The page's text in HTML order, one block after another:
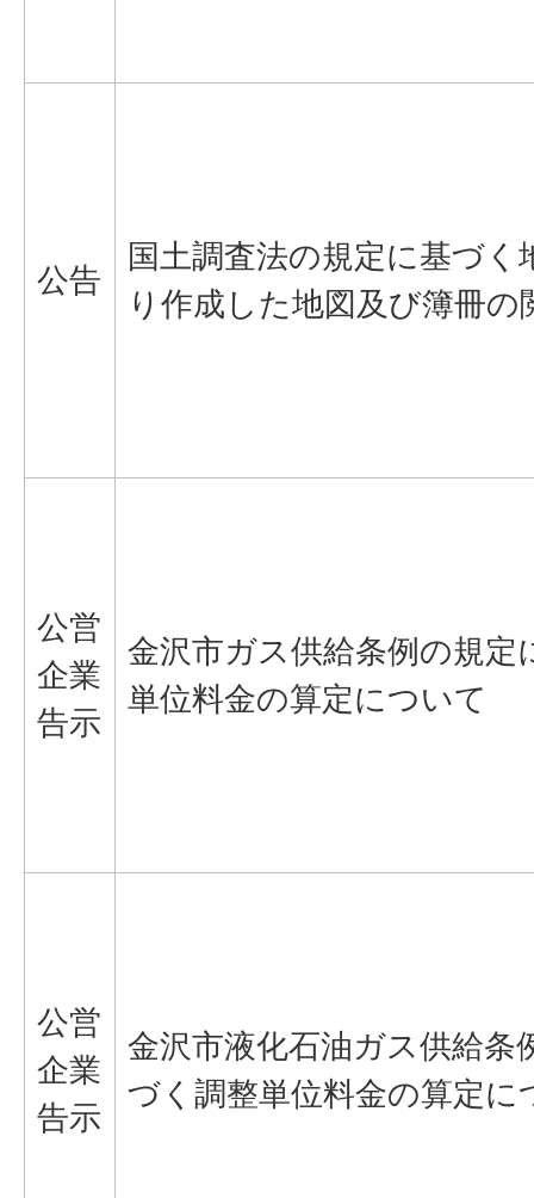
公告
国土調査法の規定に基づく
り作成した地図及び簿冊
公営
企業
告示
金沢市ガス供給条例の規定
単位料金の算定について
公営
企業
告示
金沢市液化石油ガス供給条
づく調整単位料金の算定に